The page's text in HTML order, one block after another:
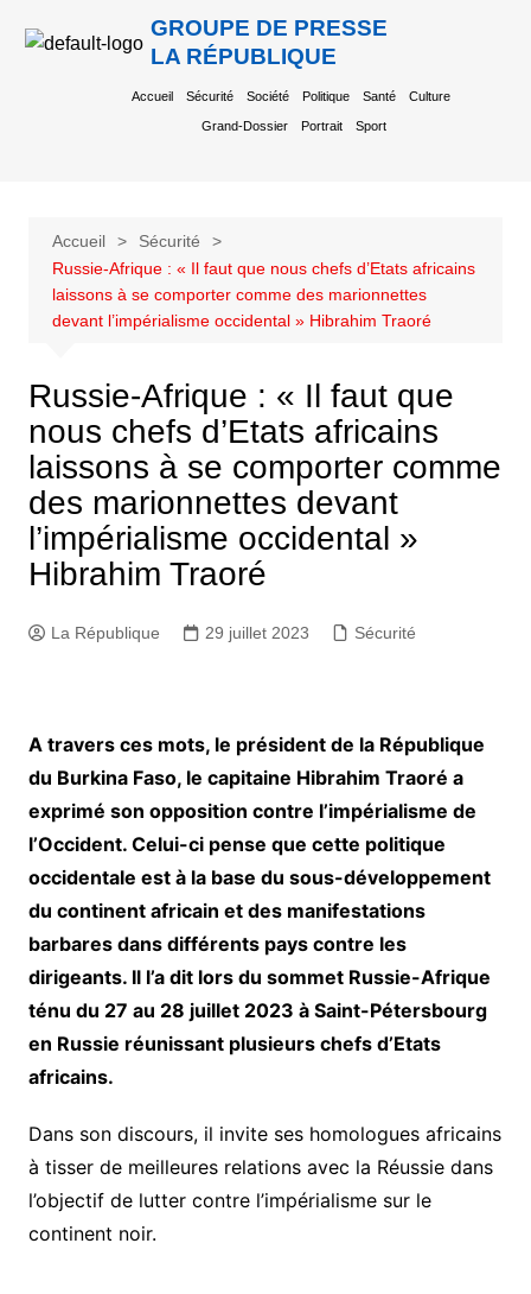
GROUPE DE PRESSE
LA RÉPUBLIQUE
Accueil Sécurité Société Politique Santé Culture
Grand-Dossier Portrait Sport
Accueil
Sécurité
Russie-Afrique : « Il faut que nous chefs d’Etats africains
laissons à se comporter comme des marionnettes
devant l’impérialisme occidental » Hibrahim Traoré
Russie-Afrique : « Il faut que
nous chefs d’Etats africains
laissons à se comporter comme
des marionnettes devant
l’impérialisme occidental »
Hibrahim Traoré
La République 29 juillet 2023 Sécurité
A travers ces mots, le président de la République
du Burkina Faso, le capitaine Hibrahim Traoré a
exprimé son opposition contre l’impérialisme de
l’Occident. Celui-ci pense que cette politique
occidentale est à la base du sous-développement
du continent africain et des manifestations
barbares dans différents pays contre les
dirigeants. Il l’a dit lors du sommet Russie-Afrique
ténu du 27 au 28 juillet 2023 à Saint-Pétersbourg
en Russie réunissant plusieurs chefs d’Etats
africains.
Dans son discours, il invite ses homologues africains
à tisser de meilleures relations avec la Réussie dans
l’objectif de lutter contre l’impérialisme sur le
continent noir.